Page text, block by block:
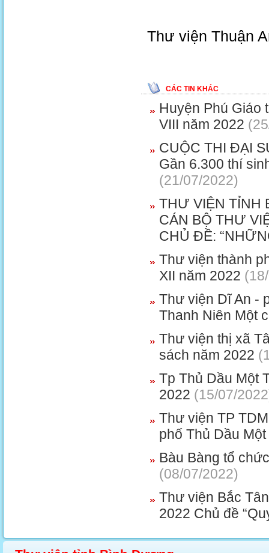
Thư viện Thuận
CÁC TIN KHÁC
Huyện Phú Giáo
VIII năm 2022
CUỘC THI ĐẠI
Gần 6.300 thí
(21/07/2022)
THƯ VIỆN TỈNH
CÁN BỘ THƯ
CHỦ ĐỀ:
Thư viện thành
XII năm 2022
Thư viện Dĩ An -
Thanh Niên Một
Thư viện thị xã
sách năm 2022
Tp Thủ Dầu Một
2022 (15/07/
Thư viện TP
phố Thủ Dầu
Bàu Bàng tổ
(08/07/2022)
Thư viện Bắc
2022 Chủ đề